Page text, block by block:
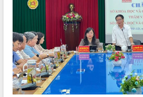
QUY HOẠCH - KẾ HOẠCH